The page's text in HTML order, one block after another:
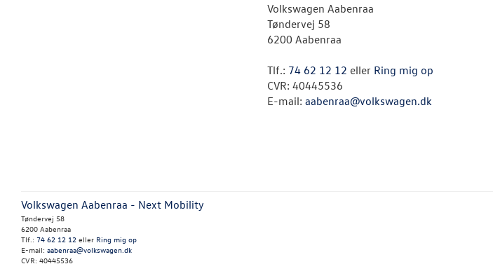
Volkswagen Aabenraa
Tøndervej 58
6200 Aabenraa
Tlf.: 74 62 12 12 eller Ring mig op
CVR: 40445536
E-mail: aabenraa@volkswagen.dk
Volkswagen Aabenraa - Next Mobility
Tøndervej 58
6200 Aabenraa
Tlf.: 74 62 12 12 eller Ring mig op
E-mail: aabenraa@volkswagen.dk
CVR: 40445536